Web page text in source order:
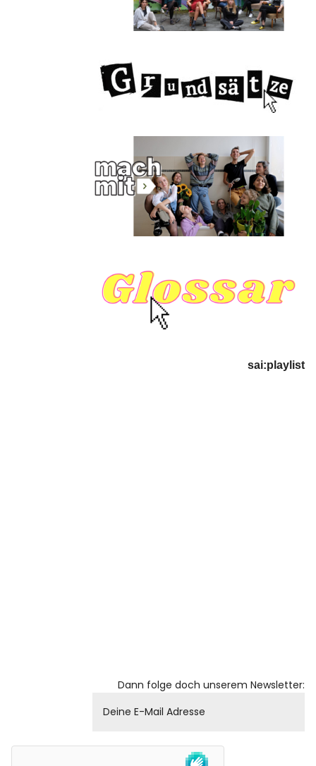
sai:playlist
Dann folge doch unserem Newsletter: